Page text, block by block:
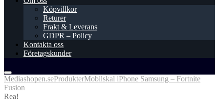
Köpvillkor
Returer
Frakt & Leverans
GDPR – Policy
Kontakta oss
Företagskunder
Mediashopen.seProdukterMobilskal iPhone Samsung – Fortnite
Fusion
Rea!